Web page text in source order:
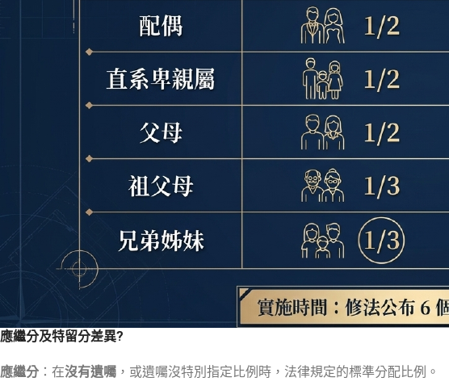
應繼分及特留分差異?
應繼分 ：在沒有遺囑 ，或遺囑沒特別指定比例時，法律規定的標準分配比例。